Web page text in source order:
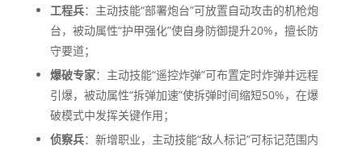
工程兵：主动技能“部署炮台”可放置自动攻击的机枪炮
台，被动属性“护甲强化”使自身防御提升20%，擅长防
守要道；
爆破专家：主动技能“遥控炸弹”可布置定时炸弹并远程
引爆，被动属性“拆弹加速”使拆弹时间缩短50%，在爆
破模式中发挥关键作用；
侦察兵：新增职业，主动技能“敌人标记”可标记范围内